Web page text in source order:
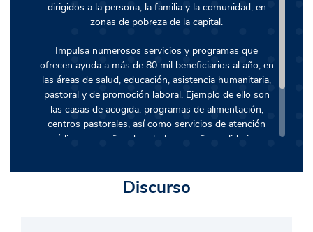
dirigidos a la persona, la familia y la comunidad, en
zonas de pobreza de la capital.
Impulsa numerosos servicios y programas que
ofrecen ayuda a más de 80 mil beneficiarios al año, en
las áreas de salud, educación, asistencia humanitaria,
pastoral y de promoción laboral. Ejemplo de ello son
las casas de acogida, programas de alimentación,
centros pastorales, así como servicios de atención
médica, campañas de salud, campañas solidarias y
Ver premiación.Discurso